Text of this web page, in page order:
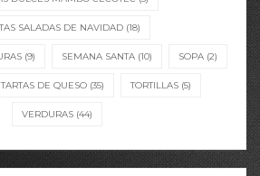
SALADAS DE NAVIDAD (18)
(9) SEMANA SANTA(10) SOPA(2)
TARTAS DE QUESO(35) TORTILLAS(5)
VERDURAS (44)